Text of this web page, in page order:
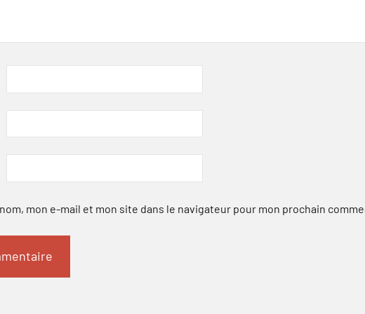
mon e-mail et mon site dans le navigateur pour mon prochain